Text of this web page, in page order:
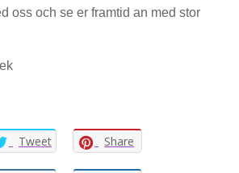
oss och se er framtid an med stor
Tweet Share